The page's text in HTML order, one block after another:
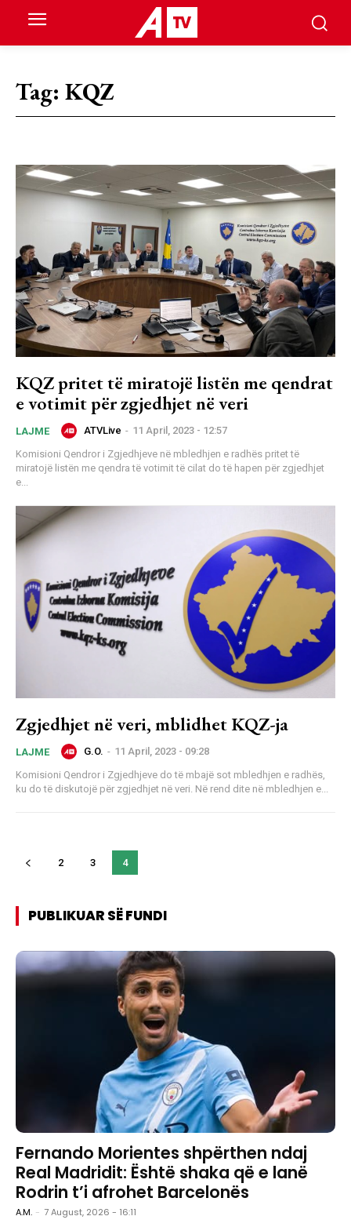
Tag: KQZ
KQZ pritet të miratojë listën me qendrat
e votimit për zgjedhjet në veri
LAJME ATVLive - 11 April, 2023 - 12:57
Komisioni Qendror i Zgjedhjeve në mbledhjen e radhës pritet të
miratojë listën me qendra të votimit të cilat do të hapen për zgjedhjet
e...
Zgjedhjet në veri, mblidhet KQZ-ja
LAJME G.O. - 11 April, 2023 - 09:28
Komisioni Qendror i Zgjedhjeve do të mbajë sot mbledhjen e radhës,
ku do të diskutojë për zgjedhjet në veri. Në rend dite në mbledhjen e...
2 3 4
PUBLIKUAR SË FUNDI
Fernando Morientes shpërthen ndaj
Real Madridit: Është shaka që e lanë
Rodrin t’i afrohet Barcelonës
A.M. - 7 August, 2026 - 16:11